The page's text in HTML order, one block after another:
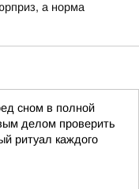
а норма
сном в полной
делом проверить
ритуал каждого